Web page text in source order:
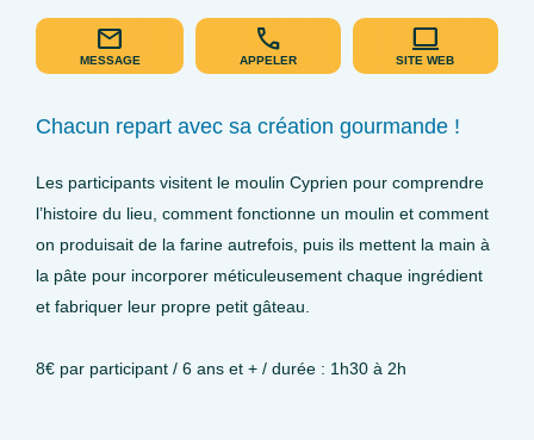
MESSAGE APPELER SITE WEB
Chacun repart avec sa création gourmande !
Les participants visitent le moulin Cyprien pour comprendre
l’histoire du lieu, comment fonctionne un moulin et comment
on produisait de la farine autrefois, puis ils mettent la main à
la pâte pour incorporer méticuleusement chaque ingrédient
et fabriquer leur propre petit gâteau.
8€ par participant / 6 ans et + / durée : 1h30 à 2h